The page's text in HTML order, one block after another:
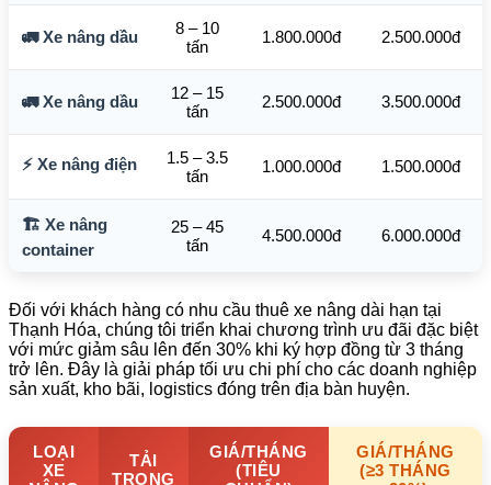
🚛 Xe nâng dầu
8 – 10
tấn
1.800.000đ 2.500.000đ
🚛 Xe nâng dầu
12 – 15
tấn
2.500.000đ 3.500.000đ
⚡ Xe nâng điện
1.5 – 3.5
tấn
1.000.000đ 1.500.000đ
🏗️ Xe nâng
container
25 – 45
tấn
4.500.000đ 6.000.000đ
Đối với khách hàng có nhu cầu thuê xe nâng dài hạn tại
Thạnh Hóa, chúng tôi triển khai chương trình ưu đãi đặc biệt
với mức giảm sâu lên đến 30% khi ký hợp đồng từ 3 tháng
trở lên. Đây là giải pháp tối ưu chi phí cho các doanh nghiệp
sản xuất, kho bãi, logistics đóng trên địa bàn huyện.
LOẠI
XE
TẢI
TRỌNG
GIÁ/THÁNG
(TIÊU
GIÁ/THÁNG
(≥3 THÁNG